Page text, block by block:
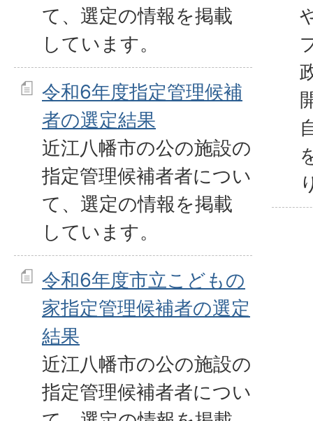
て、選定の情報を掲載
しています。
令和6年度指定管理候補
者の選定結果
近江八幡市の公の施設の
指定管理候補者者につい
て、選定の情報を掲載
しています。
令和6年度市立こどもの
家指定管理候補者の選定
結果
近江八幡市の公の施設の
指定管理候補者者につい